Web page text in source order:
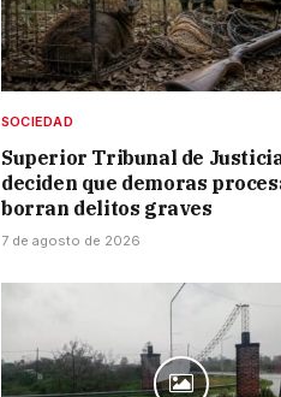
SOCIEDAD
Superior Tribunal de
deciden que demoras
borran delitos graves
7 de agosto de 2026